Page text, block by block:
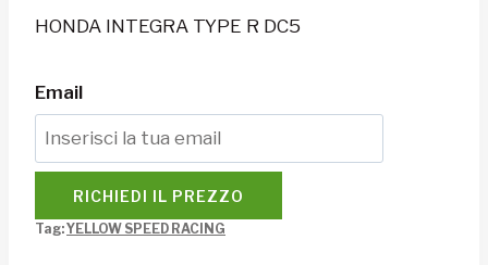
HONDA INTEGRA TYPE R DC5
Email
RICHIEDI IL PREZZO
Tag:YELLOW SPEED RACING